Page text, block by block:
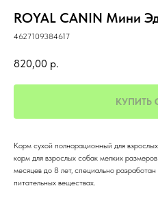
ROYAL CANIN Мини
4627109384617
820,00 р.
КУПИТЬ
Корм сухой полнорационный для
корм для взрослых собак мелких
месяцев до 8 лет, специально
питательных веществах.